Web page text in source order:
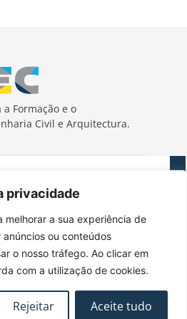
privacidade
melhorar a sua experiência de
ou conteúdos
o nosso tráfego. Ao clicar em
com a utilização de cookies.
Rejeitar Aceite tudo
a Formação e o
Civil e Arquitectura.
CONTACTOS
fundec@tecnico.ulisboa.pt
FUNDEC - IST - DECivil
Av. Rovisco Pais, 1049-
001 Lisboa
Contacte-nos Livro de